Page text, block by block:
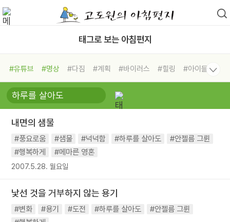
태그로 보는 아침편지
#유튜브 #명상 #다짐 #계획 #바이러스 #힐링
#아이들
#비전캠프
#독서캠프 #삶
#희망
#나눔 #친구 #링컨학교
#독서
#건강
내면의 샘물
#풍요로움 #샘물 #넉넉함 #하루를 살아도
#안젤름 그륀
#행복하게
#메마른 영혼
2007.5.28. 월요일
낯선 것을 거부하지 않는 용기
#변화 #용기 #도전 #하루를 살아도
#안젤름 그륀